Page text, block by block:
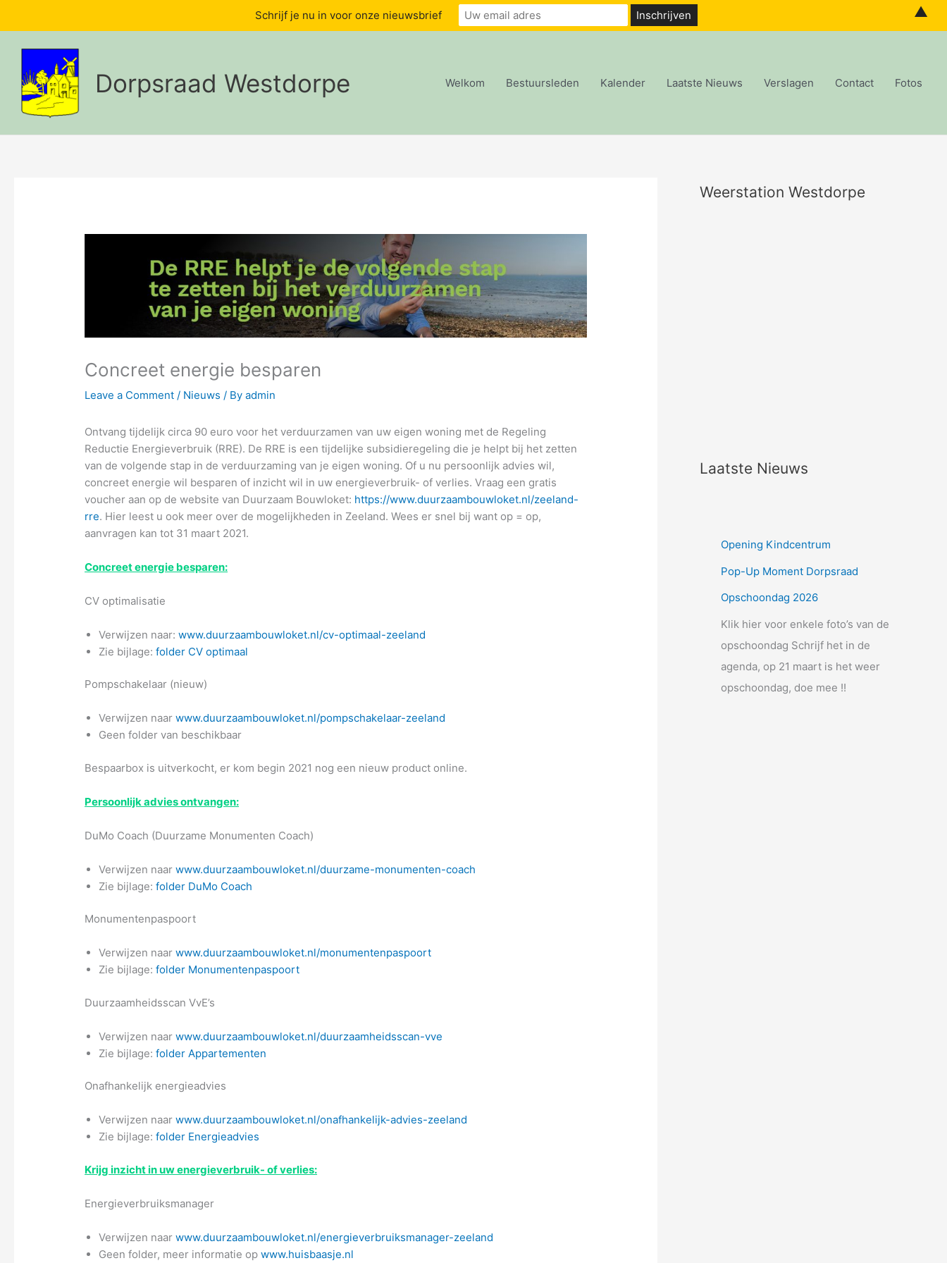
content
Dorpsraad Westdorpe Welkom Bestuursleden Kalender Laatste Nieuws Verslagen Contact Fotos
Concreet energie besparen
Leave a Comment / Nieuws / Byadmin
Ontvang tijdelijk circa 90 euro voor het verduurzamen van uw eigen woning met de Regeling
Reductie Energieverbruik (RRE). De RRE is een tijdelijke subsidieregeling die je helpt bij het zetten
van de volgende stap in de verduurzaming van je eigen woning. Of u nu persoonlijk advies wil,
concreet energie wil besparen of inzicht wil in uw energieverbruik- of verlies. Vraag een gratis
voucher aan op de website van Duurzaam Bouwloket: https://www.duurzaambouwloket.nl/zeeland-
rre. Hier leest u ook meer over de mogelijkheden in Zeeland. Wees er snel bij want op = op,
aanvragen kan tot 31 maart 2021.
Concreet energie besparen:
CV optimalisatie
Verwijzen naar:www.duurzaambouwloket.nl/cv-optimaal-zeeland
Zie bijlage:folder CV optimaal
Pompschakelaar (nieuw)
Verwijzen naarwww.duurzaambouwloket.nl/pompschakelaar-zeeland
Geen folder van beschikbaar
Bespaarbox is uitverkocht, er kom begin 2021 nog een nieuw product online.
Persoonlijk advies ontvangen:
DuMo Coach (Duurzame Monumenten Coach)
Verwijzen naarwww.duurzaambouwloket.nl/duurzame-monumenten-coach
Zie bijlage:folder DuMo Coach
Monumentenpaspoort
Verwijzen naarwww.duurzaambouwloket.nl/monumentenpaspoort
Zie bijlage:folder Monumentenpaspoort
Duurzaamheidsscan VvE’s
Verwijzen naarwww.duurzaambouwloket.nl/duurzaamheidsscan-vve
Zie bijlage:folder Appartementen
Onafhankelijk energieadvies
Verwijzen naarwww.duurzaambouwloket.nl/onafhankelijk-advies-zeeland
Zie bijlage:folder Energieadvies
Krijg inzicht in uw energieverbruik- of verlies:
Energieverbruiksmanager
Verwijzen naarwww.duurzaambouwloket.nl/energieverbruiksmanager-zeeland
Geen folder, meer informatie opwww.huisbaasje.nl
Weerstation Westdorpe
Laatste Nieuws
Opening Kindcentrum
Pop-Up Moment Dorpsraad
Opschoondag 2026
Klik hier voor enkele foto’s van de
opschoondag Schrijf het in de
agenda, op 21 maart is het weer
opschoondag, doe mee !!
Schrijf je nu in voor onze nieuwsbrief ▲